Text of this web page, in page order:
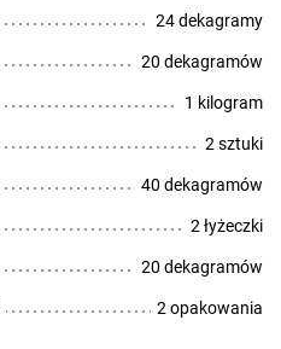
24 dekagramy
20 dekagramów
1 kilogram
2 sztuki
40 dekagramów
2 łyżeczki
20 dekagramów
2 opakowania